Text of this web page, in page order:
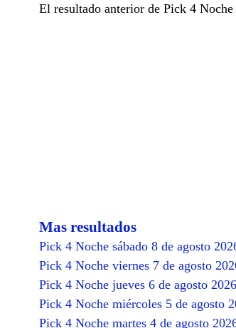
El resultado anterior de Pick 4
Mas resultados
Pick 4 Noche sábado 8 de agosto
Pick 4 Noche viernes 7 de agosto
Pick 4 Noche jueves 6 de agosto 2026
Pick 4 Noche miércoles 5 de agosto
Pick 4 Noche martes 4 de agosto